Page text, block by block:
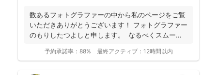
数あるフォトグラファーの中から私のページをご覧
いただきありがとうございます！ フォトグラファー
のもりしたつよしと申します。 なるべくスムーズ
予約承諾率： 88% 最終アクティブ： 12時間以内